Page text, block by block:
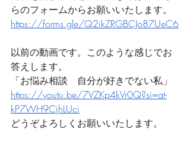
らのフォームからお願いいたします。
https://forms.gle/Q2ikZRGBCJo87UeC6
以前の動画です。このような感じでお
答えします。
「お悩み相談　自分が好きでない私」
https://youtu.be/7VZKp4kVr0Q?si=at-
kP7WH9CjhLUci
どうぞよろしくお願いいたします。